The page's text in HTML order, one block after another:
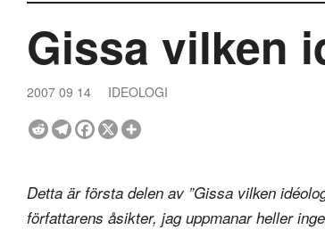
Gissa vilken
2007 09 14 IDEOLOGI
Detta är första delen av ”Gissa vilken
författarens åsikter, jag uppmanar heller